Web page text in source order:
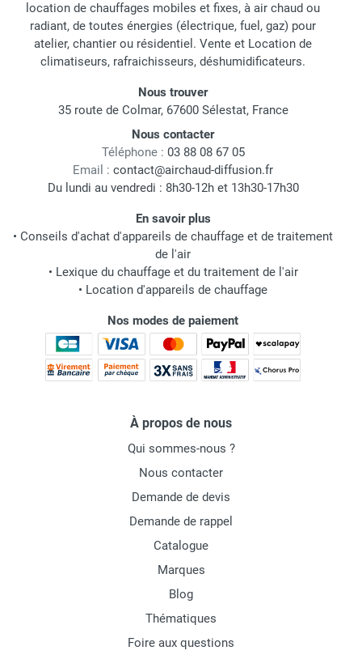
location de chauffages mobiles et fixes, à air chaud ou
radiant, de toutes énergies (électrique, fuel, gaz) pour
atelier, chantier ou résidentiel. Vente et Location de
climatiseurs, rafraichisseurs, déshumidificateurs.
Nous trouver
35 route de Colmar, 67600 Sélestat, France
Nous contacter
Téléphone : 03 88 08 67 05
Email : contact@airchaud-diffusion.fr
Du lundi au vendredi : 8h30-12h et 13h30-17h30
En savoir plus
• Conseils d'achat d'appareils de chauffage et de traitement
de l'air
• Lexique du chauffage et du traitement de l'air
• Location d'appareils de chauffage
Nos modes de paiement
À propos de nous
Qui sommes-nous ?
Nous contacter
Demande de devis
Demande de rappel
Catalogue
Marques
Blog
Thématiques
Foire aux questions